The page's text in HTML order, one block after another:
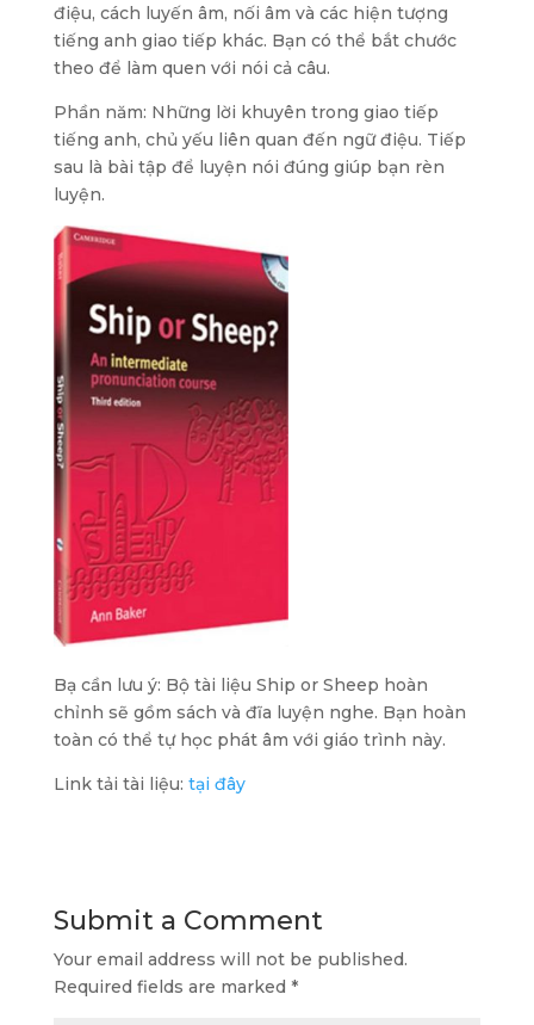
điệu, cách luyến âm, nối âm và các hiện tượng
tiếng anh giao tiếp khác. Bạn có thể bắt chước
theo để làm quen với nói cả câu.
Phần năm: Những lời khuyên trong giao tiếp
tiếng anh, chủ yếu liên quan đến ngữ điệu. Tiếp
sau là bài tập để luyện nói đúng giúp bạn rèn
luyện.
Bạ cần lưu ý: Bộ tài liệu Ship or Sheep hoàn
chỉnh sẽ gồm sách và đĩa luyện nghe. Bạn hoàn
toàn có thể tự học phát âm với giáo trình này.
Link tải tài liệu: tại đây
Submit a Comment
Your email address will not be published.
Required fields are marked *